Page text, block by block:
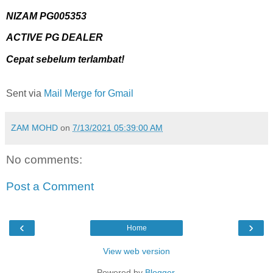
NIZAM PG005353
ACTIVE PG DEALER
Cepat sebelum terlambat!
Sent via Mail Merge for Gmail
ZAM MOHD on 7/13/2021 05:39:00 AM
No comments:
Post a Comment
‹ ›
Home
View web version